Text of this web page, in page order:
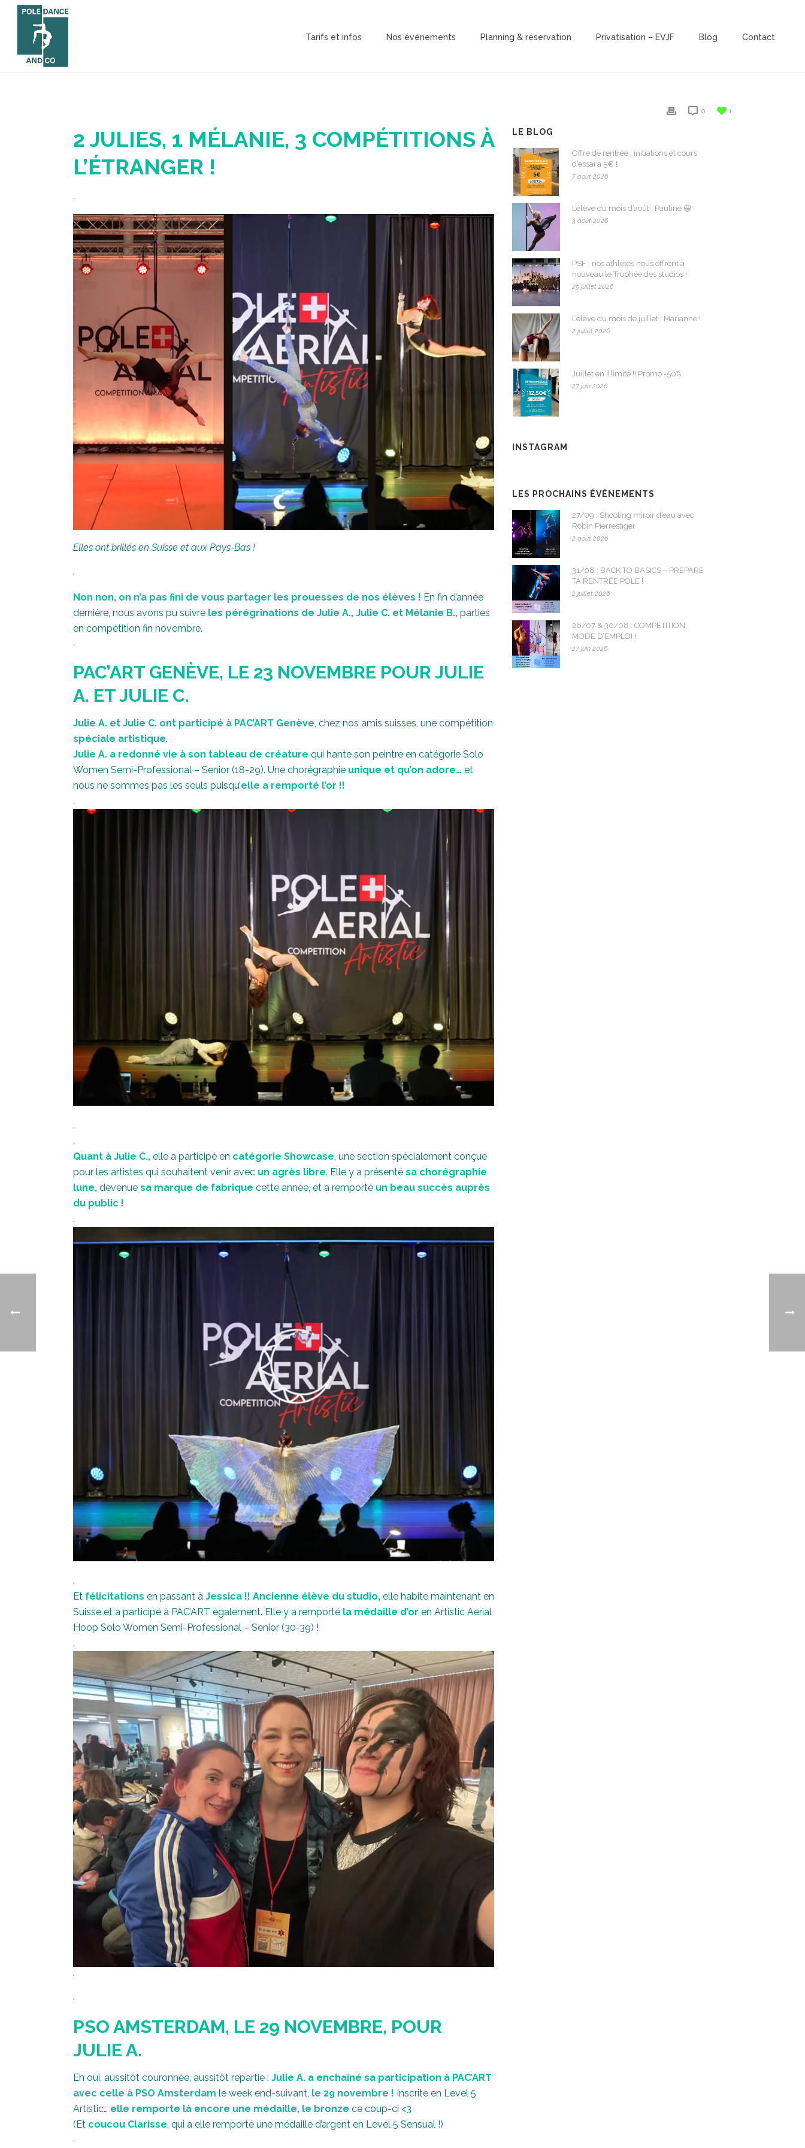
Tarifs et infos Nos événements Planning & réservation Privatisation – EVJF Blog Contact
1
0
2 JULIES, 1 MÉLANIE, 3 COMPÉTITIONS À
L’ÉTRANGER !
.
Elles ont brillés en Suisse et aux Pays-Bas !
.
Non non, on n’a pas fini de vous partager les prouesses de nos élèves ! En fin d’année
dernière, nous avons pu suivre les pérégrinations de Julie A., Julie C. et Mélanie B., parties
en compétition fin novembre.
.
PAC’ART GENÈVE, LE 23 NOVEMBRE POUR JULIE
A. ET JULIE C.
Julie A. et Julie C. ont participé à PAC’ART Genève , chez nos amis suisses, une compétition
spéciale artistique.
Julie A. a redonné vie à son tableau de créature qui hante son peintre en catégorie Solo
Women Semi-Professional – Senior (18-29). Une chorégraphie unique et qu’on adore… et
nous ne sommes pas les seuls puisqu’elle a remporté l’or !!
.
.
.
Quant à Julie C., elle a participé en catégorie Showcase , une section spécialement conçue
pour les artistes qui souhaitent venir avec un agrès libre. Elle y a présenté sa chorégraphie
lune, devenue sa marque de fabrique cette année, et a remporté un beau succès auprès
du public !
.
.
Et félicitations en passant à Jessica !! Ancienne élève du studio, elle habite maintenant en
Suisse et a participé à PAC’ART également. Elle y a remporté la médaille d’or en Artistic Aerial
Hoop Solo Women Semi-Professional – Senior (30-39) !
.
.
.
PSO AMSTERDAM, LE 29 NOVEMBRE, POUR
JULIE A.
Eh oui, aussitôt couronnée, aussitôt repartie : Julie A. a enchaîné sa participation à PAC’ART
avec celle à PSO Amsterdam le week end-suivant, le 29 novembre ! Inscrite en Level 5
Artistic… elle remporte là encore une médaille, le bronze ce coup-ci <3
(Et coucou Clarisse, qui a elle remporté une médaille d’argent en Level 5 Sensual !)
.
LE BLOG
Offre de rentrée : initiations et cours
d’essai à 5€ !
7 août 2026
L’élève du mois d’août : Pauline 😀
3 août 2026
PSF : nos athlètes nous offrent à
nouveau le Trophée des studios !
29 juillet 2026
L’élève du mois de juillet : Marianne !
2 juillet 2026
Juillet en illimité !! Promo -50%
27 juin 2026
INSTAGRAM
LES PROCHAINS ÉVÉNEMENTS
27/09 : Shooting miroir d’eau avec
Robin Pierrestiger
2 août 2026
31/08 : BACK TO BASICS – PRÉPARE
TA RENTRÉE POLE !
2 juillet 2026
26/07 & 30/08 : COMPÉTITION,
MODE D’EMPLOI !
27 juin 2026